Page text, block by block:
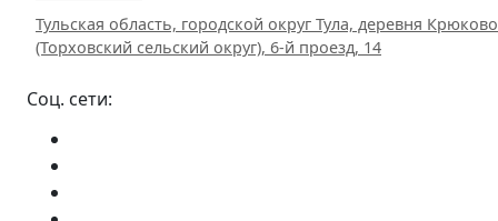
Тульская область, городской округ Тула, деревня Крюково
(Торховский сельский округ), 6-й проезд, 14
Соц. сети: